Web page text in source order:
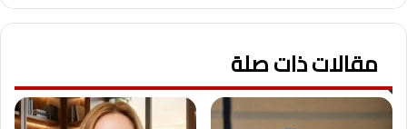
ی
ن
د
ل
مقالات ذات صلة